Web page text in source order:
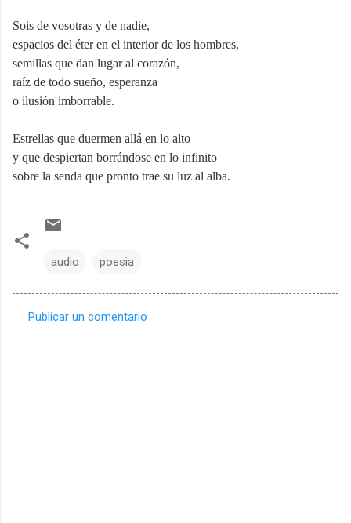
Sois de vosotras y de nadie,
espacios del éter en el interior de los hombres,
semillas que dan lugar al corazón,
raíz de todo sueño, esperanza
o ilusión imborrable.
Estrellas que duermen allá en lo alto
y que despiertan borrándose en lo infinito
sobre la senda que pronto trae su luz al alba.
audio poesia
Publicar un comentario